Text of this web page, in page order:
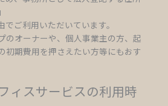
ご利用いただいています。
のオーナーや、個人事業主の方、起
初期費用を押さえたい方等にもおす
ィスサービスの利用時